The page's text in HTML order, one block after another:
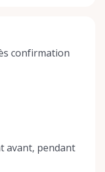
while making a
to
our part to
confirmation
avant, pendant